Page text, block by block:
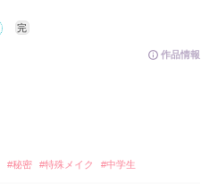
作品情報
完
#秘密 #特殊メイク #中学生